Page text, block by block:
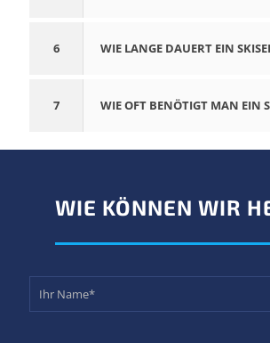
6 WIE LANGE DAUERT EIN
7 WIE OFT BENÖTIGT MAN EIN
WIE KÖNNEN WIR